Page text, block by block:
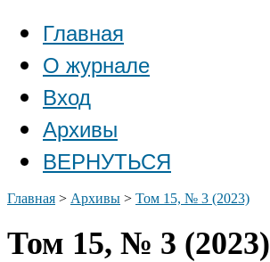
Главная
О журнале
Вход
Архивы
ВЕРНУТЬСЯ
Главная > Архивы > Том 15, № 3 (2023)
Том 15, № 3 (2023)